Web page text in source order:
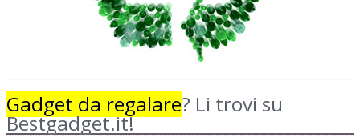
Gadget da regalare? Li trovi su
Bestgadget.it!